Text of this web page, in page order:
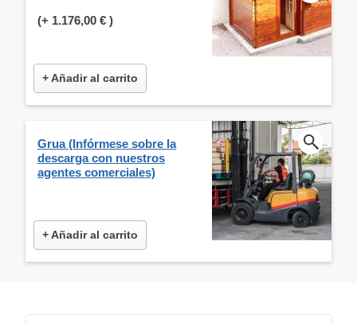
(+ 1.176,00 € )
+ Añadir al carrito
Grua (Infórmese sobre la
descarga con nuestros
agentes comerciales)
+ Añadir al carrito